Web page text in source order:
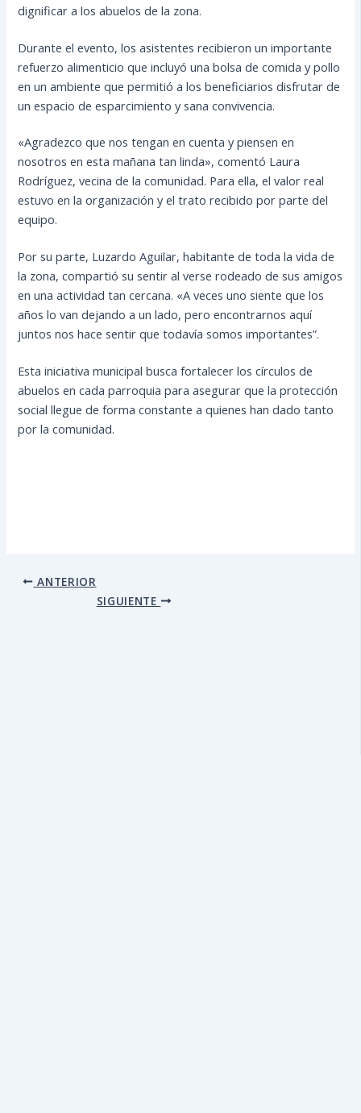
dignificar a los abuelos de la zona.
Durante el evento, los asistentes recibieron un importante
refuerzo alimenticio que incluyó una bolsa de comida y pollo
en un ambiente que permitió a los beneficiarios disfrutar de
un espacio de esparcimiento y sana convivencia.
«Agradezco que nos tengan en cuenta y piensen en
nosotros en esta mañana tan linda», comentó Laura
Rodríguez, vecina de la comunidad. Para ella, el valor real
estuvo en la organización y el trato recibido por parte del
equipo.
Por su parte, Luzardo Aguilar, habitante de toda la vida de
la zona, compartió su sentir al verse rodeado de sus amigos
en una actividad tan cercana. «A veces uno siente que los
años lo van dejando a un lado, pero encontrarnos aquí
juntos nos hace sentir que todavía somos importantes”.
Esta iniciativa municipal busca fortalecer los círculos de
abuelos en cada parroquia para asegurar que la protección
social llegue de forma constante a quienes han dado tanto
por la comunidad.
ANTERIOR
SIGUIENTE